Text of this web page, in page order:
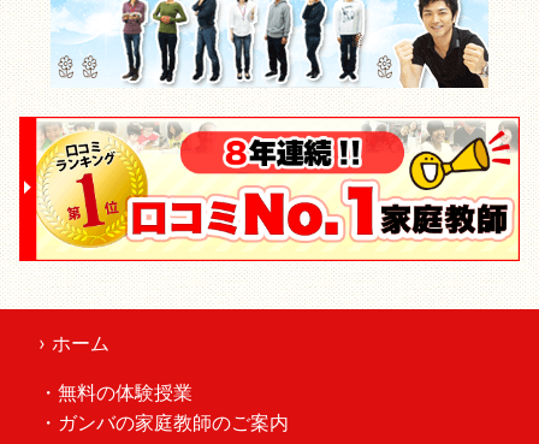
› ホーム
・無料の体験授業
・ガンバの家庭教師のご案内